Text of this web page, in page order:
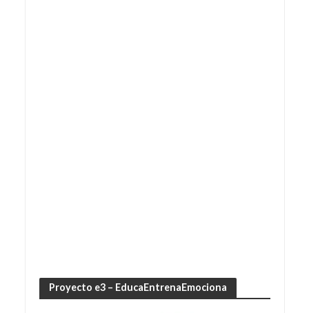
Proyecto e3 – EducaEntrenaEmociona